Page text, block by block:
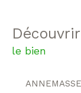
découvrir
le bien